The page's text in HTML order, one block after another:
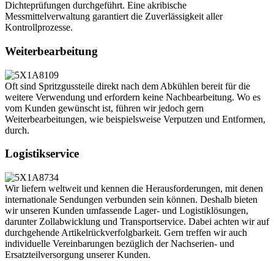
Dichteprüfungen durchgeführt. Eine akribische
Messmittelverwaltung garantiert die Zuverlässigkeit aller
Kontrollprozesse.
Weiterbearbeitung
Oft sind Spritzgussteile direkt nach dem Abkühlen bereit für die
weitere Verwendung und erfordern keine Nachbearbeitung. Wo es
vom Kunden gewünscht ist, führen wir jedoch gern
Weiterbearbeitungen, wie beispielsweise Verputzen und Entformen,
durch.
Logistikservice
Wir liefern weltweit und kennen die Herausforderungen, mit denen
internationale Sendungen verbunden sein können. Deshalb bieten
wir unseren Kunden umfassende Lager- und Logistiklösungen,
darunter Zollabwicklung und Transportservice. Dabei achten wir auf
durchgehende Artikelrückverfolgbarkeit. Gern treffen wir auch
individuelle Vereinbarungen bezüglich der Nachserien- und
Ersatzteilversorgung unserer Kunden.